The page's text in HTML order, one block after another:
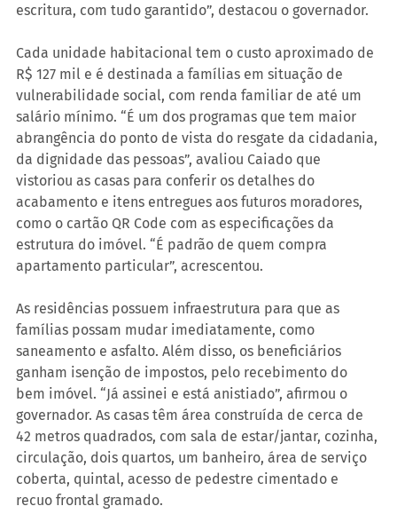
escritura, com tudo garantido”, destacou o governador.
Cada unidade habitacional tem o custo aproximado de
R$ 127 mil e é destinada a famílias em situação de
vulnerabilidade social, com renda familiar de até um
salário mínimo. “É um dos programas que tem maior
abrangência do ponto de vista do resgate da cidadania,
da dignidade das pessoas”, avaliou Caiado que
vistoriou as casas para conferir os detalhes do
acabamento e itens entregues aos futuros moradores,
como o cartão QR Code com as especificações da
estrutura do imóvel. “É padrão de quem compra
apartamento particular”, acrescentou.
As residências possuem infraestrutura para que as
famílias possam mudar imediatamente, como
saneamento e asfalto. Além disso, os beneficiários
ganham isenção de impostos, pelo recebimento do
bem imóvel. “Já assinei e está anistiado”, afirmou o
governador. As casas têm área construída de cerca de
42 metros quadrados, com sala de estar/jantar, cozinha,
circulação, dois quartos, um banheiro, área de serviço
coberta, quintal, acesso de pedestre cimentado e
recuo frontal gramado.